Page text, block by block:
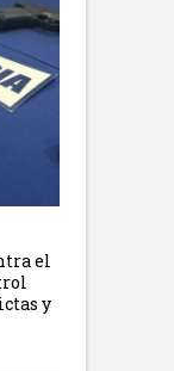
el
y